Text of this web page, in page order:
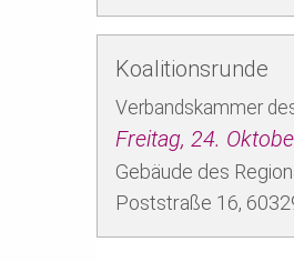
Koalitionsrunde
Verbandskammer
Freitag, 24.
Gebäude des
Poststraße 16,